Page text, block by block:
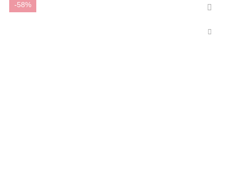
-58%